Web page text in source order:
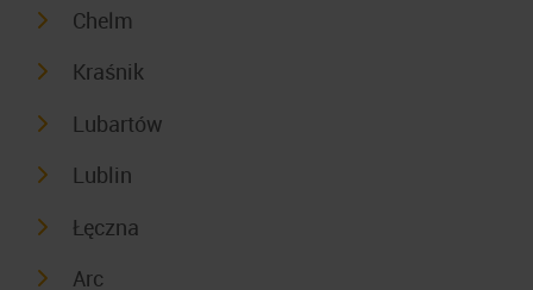
Chelm
Kraśnik
Lubartów
Lublin
Łęczna
Arc